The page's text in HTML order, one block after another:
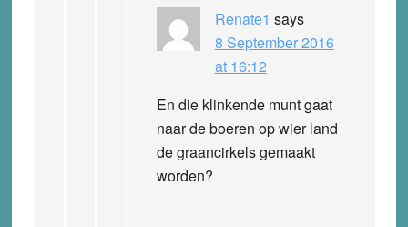
Renate1 says
8 September 2016
at 16:12
En die klinkende munt gaat
naar de boeren op wier land
de graancirkels gemaakt
worden?